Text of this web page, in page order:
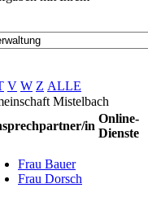
V W Z ALLE
Mistelbach
in
Online-
Dienste
Frau Bauer
Frau Dorsch